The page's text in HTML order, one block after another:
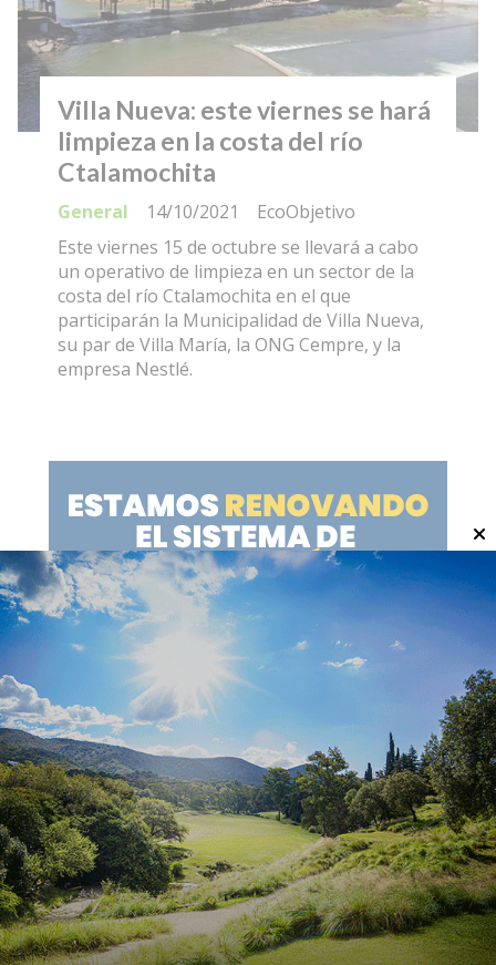
Villa Nueva: este viernes se hará
limpieza en la costa del río
Ctalamochita
EcoObjetivo
General
14/10/2021
Este viernes 15 de octubre se llevará a cabo
un operativo de limpieza en un sector de la
costa del río Ctalamochita en el que
participarán la Municipalidad de Villa Nueva,
su par de Villa María, la ONG Cempre, y la
empresa Nestlé.